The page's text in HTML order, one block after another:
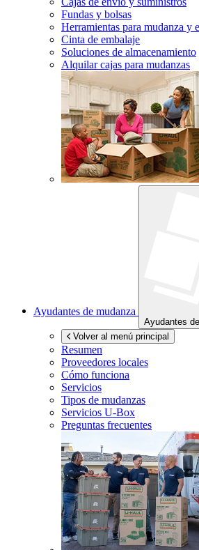
Fundas y bolsas
Herramientas para mudanza y
Cinta de embalaje
Soluciones de almacenamiento
Alquilar cajas para mudanzas
Ayudantes de mudanza
Ayudantes
Volver al menú principal
Resumen
Proveedores locales
Cómo funciona
Servicios
Tipos de mudanzas
Servicios U-Box
Preguntas frecuentes